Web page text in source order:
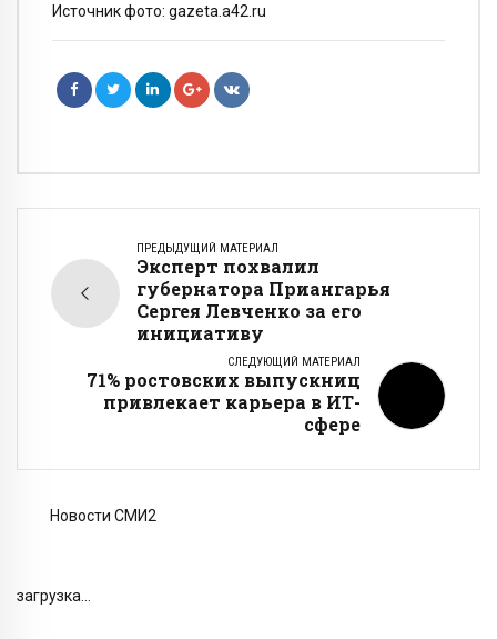
Источник фото: gazeta.a42.ru
ПРЕДЫДУЩИЙ МАТЕРИАЛ
Эксперт похвалил
губернатора Приангарья
Сергея Левченко за его
инициативу
СЛЕДУЮЩИЙ МАТЕРИАЛ
71% ростовских выпускниц
привлекает карьера в ИТ-
сфере
Новости СМИ2
загрузка...